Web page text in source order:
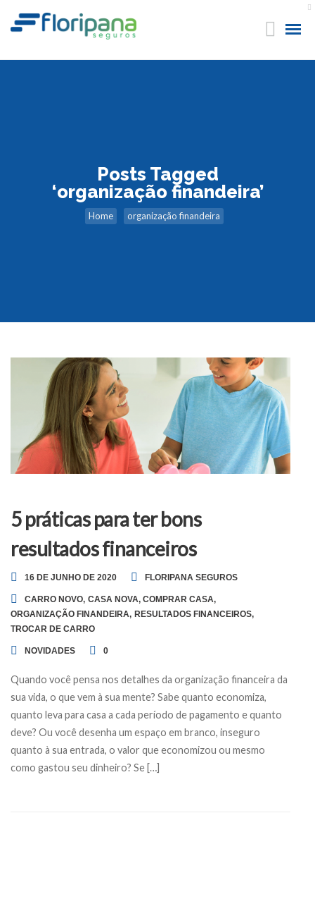
Posts Tagged
‘organização finandeira’
Home organização finandeira
5 práticas para ter bons
resultados financeiros
16 DE JUNHO DE 2020 FLORIPANA SEGUROS
CARRO NOVO, CASA NOVA, COMPRAR CASA,
ORGANIZAÇÃO FINANDEIRA, RESULTADOS FINANCEIROS,
TROCAR DE CARRO
NOVIDADES 0
Quando você pensa nos detalhes da organização financeira da
sua vida, o que vem à sua mente? Sabe quanto economiza,
quanto leva para casa a cada período de pagamento e quanto
deve? Ou você desenha um espaço em branco, inseguro
quanto à sua entrada, o valor que economizou ou mesmo
como gastou seu dinheiro? Se […]